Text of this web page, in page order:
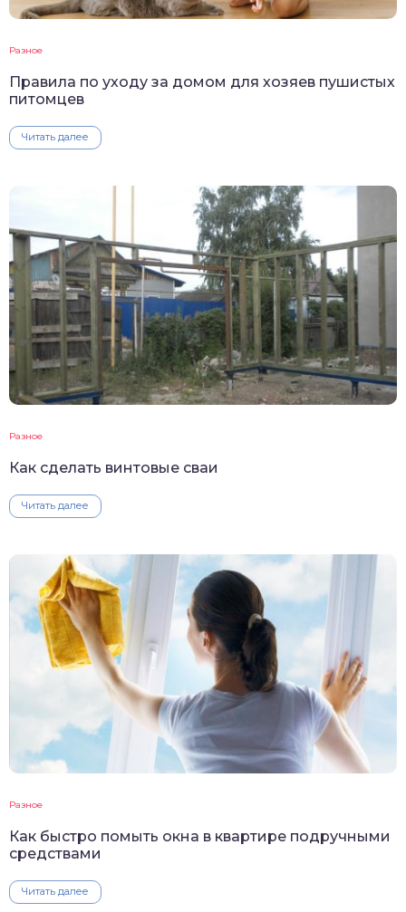
Разное
Правила по уходу за домом для хозяев пушистых
питомцев
Читать далее
Разное
Как сделать винтовые сваи
Читать далее
Разное
Как быстро помыть окна в квартире подручными
средствами
Читать далее